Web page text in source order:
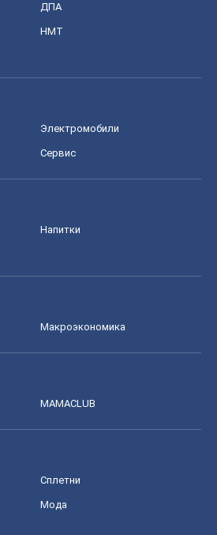
ДПА
НМТ
Электромобили
Сервис
Напитки
Mакроэкономика
MAMACLUB
Сплетни
Мода